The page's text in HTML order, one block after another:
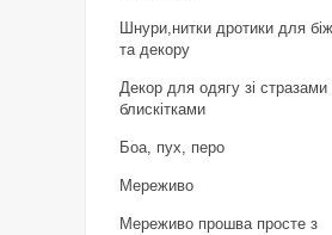
Шнури,нитки дротики для
та декору
Декор для одягу зі стразами
блискітками
Боа, пух, перо
Мереживо
Мереживо прошва просте з